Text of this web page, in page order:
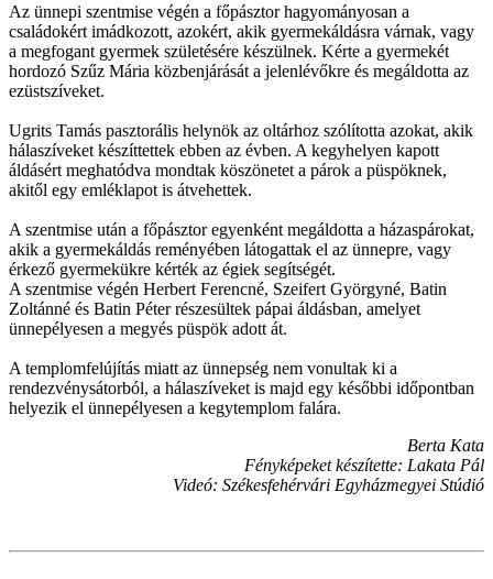
Az ünnepi szentmise végén a főpásztor hagyományosan a
családokért imádkozott, azokért, akik gyermekáldásra várnak, vagy
a megfogant gyermek születésére készülnek. Kérte a gyermekét
hordozó Szűz Mária közbenjárását a jelenlévőkre és megáldotta az
ezüstszíveket.
Ugrits Tamás pasztorális helynök az oltárhoz szólította azokat, akik
hálaszíveket készíttettek ebben az évben. A kegyhelyen kapott
áldásért meghatódva mondtak köszönetet a párok a püspöknek,
akitől egy emléklapot is átvehettek.
A szentmise után a főpásztor egyenként megáldotta a házaspárokat,
akik a gyermekáldás reményében látogattak el az ünnepre, vagy
érkező gyermekükre kérték az égiek segítségét.
A szentmise végén Herbert Ferencné, Szeifert Györgyné, Batin
Zoltánné és Batin Péter részesültek pápai áldásban, amelyet
ünnepélyesen a megyés püspök adott át.
A templomfelújítás miatt az ünnepség nem vonultak ki a
rendezvénysátorból, a hálaszíveket is majd egy későbbi időpontban
helyezik el ünnepélyesen a kegytemplom falára.
Berta Kata
Fényképeket készítette: Lakata Pál
Videó: Székesfehérvári Egyházmegyei Stúdió